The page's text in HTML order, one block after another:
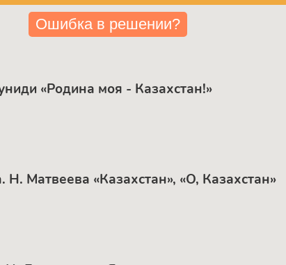
Ошибка в решении?
«Родина моя - Казахстан!»
Матвеева «Казахстан», «О, Казахстан»